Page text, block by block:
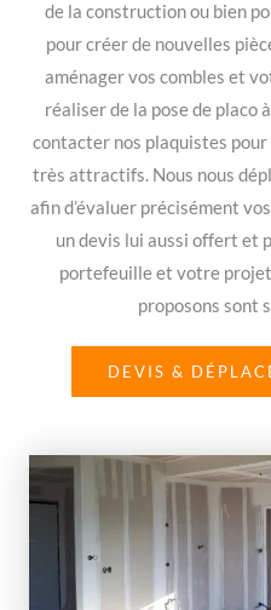
de la construction ou bien
pour créer de nouvelles
aménager vos combles et
réaliser de la pose de placo
contacter nos plaquistes
très attractifs. Nous nous
afin d’évaluer précisément
un devis lui aussi offert et
portefeuille et votre
proposons sont
DEVIS &